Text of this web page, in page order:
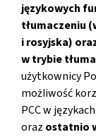
językowych
tłumaczeniu
i rosyjska)
w trybie
użytkownicy
możliwość
PCC w
oraz ostatnio